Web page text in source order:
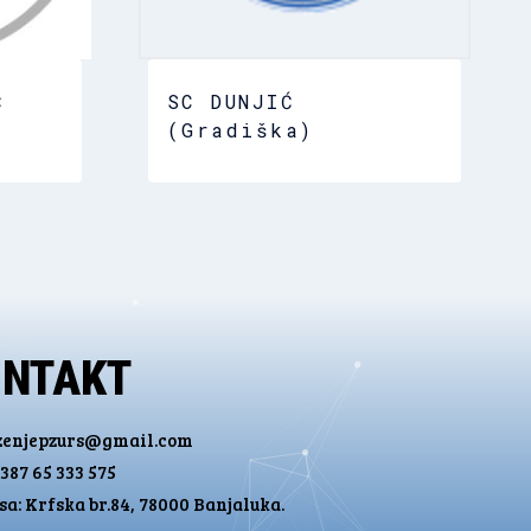
SC DUNJIĆ
(Gradiška)
65 333 575
Krfska br.84, 78000 Banjaluka.